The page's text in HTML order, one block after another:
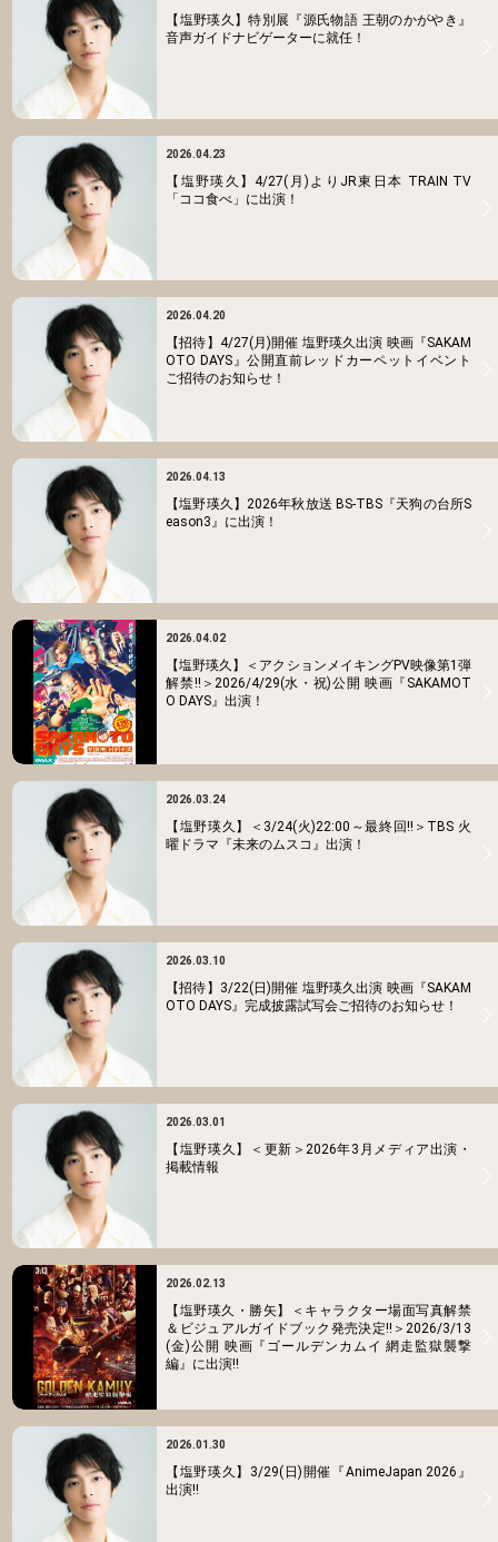
【塩野瑛久】特別展『源氏物語 王朝のかがやき』
音声ガイドナビゲーターに就任！
2026.04.23
【塩野瑛久】4/27(月)よりJR東日本 TRAIN TV
「ココ食べ」に出演！
2026.04.20
【招待】4/27(月)開催 塩野瑛久出演 映画『SAKAM
OTO DAYS』公開直前レッドカーペットイベント
ご招待のお知らせ！
2026.04.13
【塩野瑛久】2026年秋放送 BS-TBS『天狗の台所S
eason3』に出演！
2026.04.02
【塩野瑛久】＜アクションメイキングPV映像第1弾
解禁!!＞2026/4/29(水・祝)公開 映画『SAKAMOT
O DAYS』出演！
2026.03.24
【塩野瑛久】＜3/24(火)22:00～最終回!!＞TBS 火
曜ドラマ『未来のムスコ』出演！
2026.03.10
【招待】3/22(日)開催 塩野瑛久出演 映画『SAKAM
OTO DAYS』完成披露試写会ご招待のお知らせ！
2026.03.01
【塩野瑛久】＜更新＞2026年3月メディア出演・
掲載情報
2026.02.13
【塩野瑛久・勝矢】＜キャラクター場面写真解禁
＆ビジュアルガイドブック発売決定!!＞2026/3/13
(金)公開 映画『ゴールデンカムイ 網走監獄襲撃
編』に出演!!
2026.01.30
【塩野瑛久】3/29(日)開催『AnimeJapan 2026』
出演!!